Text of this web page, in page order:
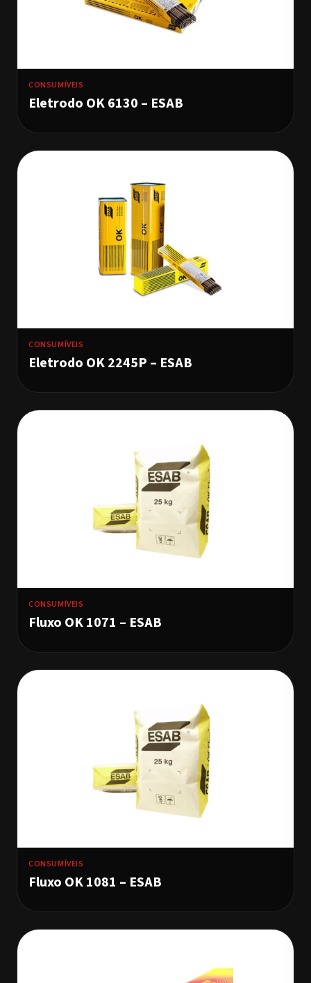
CONSUMÍVEIS
Eletrodo OK 6130 – ESAB
CONSUMÍVEIS
Eletrodo OK 2245P – ESAB
CONSUMÍVEIS
Fluxo OK 1071 – ESAB
CONSUMÍVEIS
Fluxo OK 1081 – ESAB